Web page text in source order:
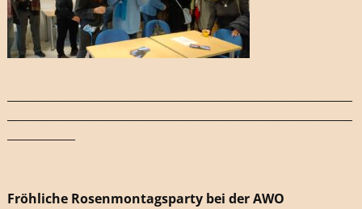
Fröhliche Rosenmontagsparty bei der AWO